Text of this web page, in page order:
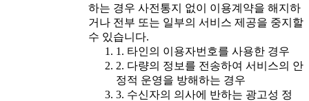
하는 경우 사전통지 없이 이용계약을 해지하
거나 전부 또는 일부의 서비스 제공을 중지할
수 있습니다.
1. 타인의 이용자번호를 사용한 경우
2. 다량의 정보를 전송하여 서비스의 안
정적 운영을 방해하는 경우
3. 수신자의 의사에 반하는 광고성 정